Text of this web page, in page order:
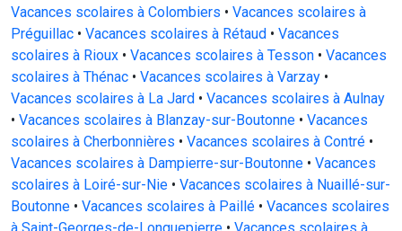
Vacances scolaires à Colombiers • Vacances scolaires à
Préguillac • Vacances scolaires à Rétaud • Vacances
scolaires à Rioux • Vacances scolaires à Tesson • Vacances
scolaires à Thénac • Vacances scolaires à Varzay •
Vacances scolaires à La Jard • Vacances scolaires à Aulnay
• Vacances scolaires à Blanzay-sur-Boutonne • Vacances
scolaires à Cherbonnières • Vacances scolaires à Contré •
Vacances scolaires à Dampierre-sur-Boutonne • Vacances
scolaires à Loiré-sur-Nie • Vacances scolaires à Nuaillé-sur-
Boutonne • Vacances scolaires à Paillé • Vacances scolaires